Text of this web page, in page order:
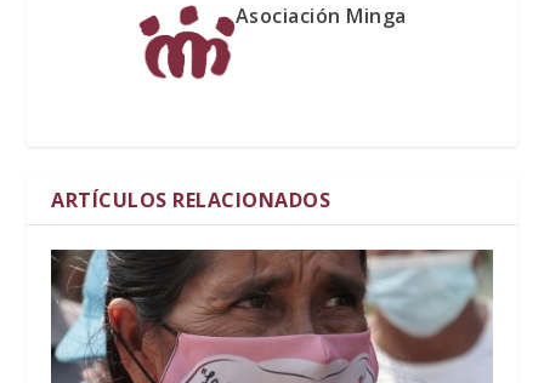
Asociación Minga
ARTÍCULOS RELACIONADOS